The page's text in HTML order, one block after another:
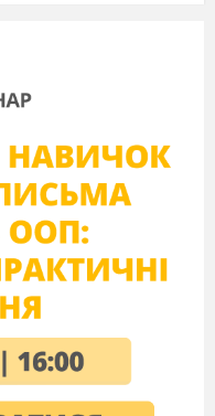
research
automation of
prc:cesses.
ATlVlTY